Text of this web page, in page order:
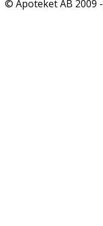
© Apoteket AB 2009 -